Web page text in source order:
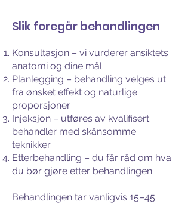
Slik foregår behandlingen
Konsultasjon – vi vurderer ansiktets
anatomi og dine mål
Planlegging – behandling velges ut
fra ønsket effekt og naturlige
proporsjoner
Injeksjon – utføres av kvalifisert
behandler med skånsomme
teknikker
Etterbehandling – du får råd om hva
du bør gjøre etter behandlingen
Behandlingen tar vanligvis 15–45